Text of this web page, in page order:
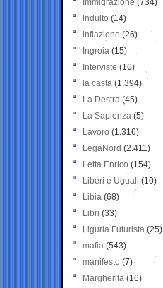
Immigrazione (734)
indulto (14)
inflazione (26)
Ingroia (15)
Interviste (16)
la casta (1.394)
La Destra (45)
La Sapienza (5)
Lavoro (1.316)
LegaNord (2.411)
Letta Enrico (154)
Liberi e Uguali (10)
Libia (68)
Libri (33)
Liguria Futurista (25)
mafia (543)
manifesto (7)
Margherita (16)